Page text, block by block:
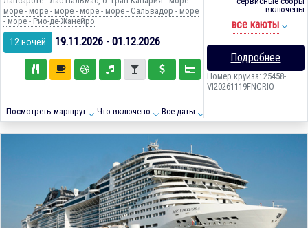
море - море - море - море - море - Сальвадор - море
- море - Рио-де-Жанейро
12 ночей 19.11.2026 - 01.12.2026
Посмотреть маршрут Что включено Все даты
включены
все каюты
Подробнее
Номер круиза: 25458-
VI20261119FNCRIO